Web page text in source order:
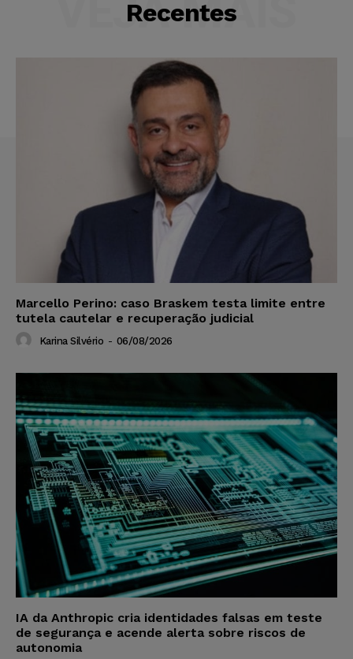
Recentes
VEJA MAIS
Marcello Perino: caso Braskem testa limite entre
tutela cautelar e recuperação judicial
Karina Silvério - 06/08/2026
IA da Anthropic cria identidades falsas em teste
de segurança e acende alerta sobre riscos de
autonomia